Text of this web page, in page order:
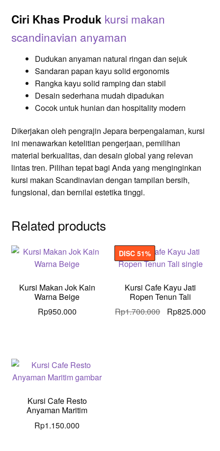
Ciri Khas Produk kursi makan
scandinavian anyaman
Dudukan anyaman natural ringan dan sejuk
Sandaran papan kayu solid ergonomis
Rangka kayu solid ramping dan stabil
Desain sederhana mudah dipadukan
Cocok untuk hunian dan hospitality modern
Dikerjakan oleh pengrajin Jepara berpengalaman, kursi
ini menawarkan ketelitian pengerjaan, pemilihan
material berkualitas, dan desain global yang relevan
lintas tren. Pilihan tepat bagi Anda yang menginginkan
kursi makan Scandinavian dengan tampilan bersih,
fungsional, dan bernilai estetika tinggi.
Related products
Kursi Makan Jok Kain
Warna Beige
Rp950.000
Kursi Cafe Kayu Jati
Ropen Tenun Tali
DISC 51%
Rp1.700.000
Original
Rp825.000
Kursi Cafe Resto
Anyaman Maritim
Rp1.150.000